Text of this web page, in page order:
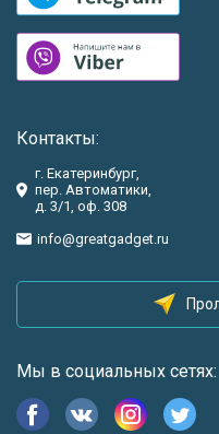
Контакты:
г. Екатеринбург,
пер. Автоматики,
д. 3/1, оф. 308
info@greatgadget.ru
Мы в социальных сетях: